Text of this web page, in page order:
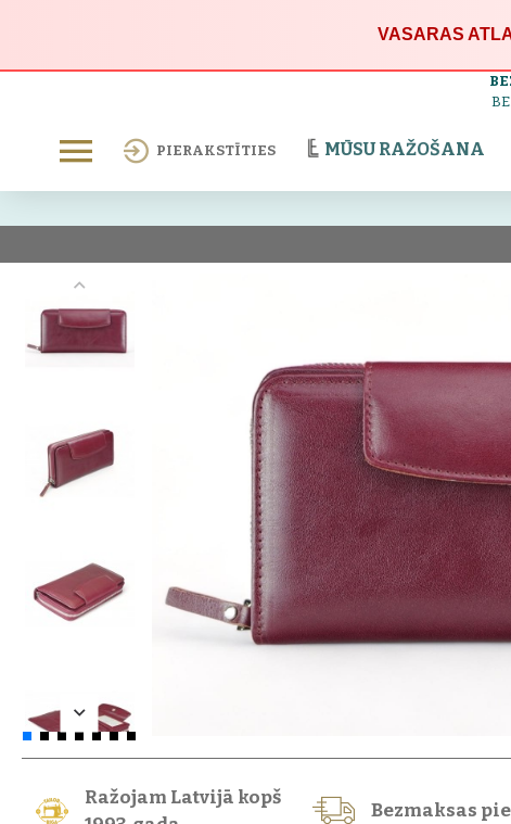
VASARAS
PIERAKSTĪTIES MŪSU RAŽOŠANA
Ražojam Latvijā kopš
Bezmaksas